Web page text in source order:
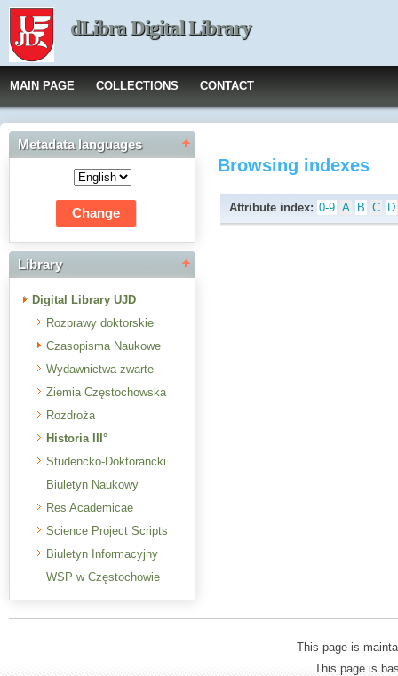
dLibra Digital Library
MAIN PAGE COLLECTIONS CONTACT
Metadata languages
Library
Digital Library UJD
Rozprawy doktorskie
Czasopisma Naukowe
Wydawnictwa zwarte
Ziemia Częstochowska
Rozdroża
Historia III°
Studencko-Doktorancki
Biuletyn Naukowy
Res Academicae
Science Project Scripts
Biuletyn Informacyjny
WSP w Częstochowie
Browsing indexes
Attribute index: 0-9 A B C D
This page is
This page is